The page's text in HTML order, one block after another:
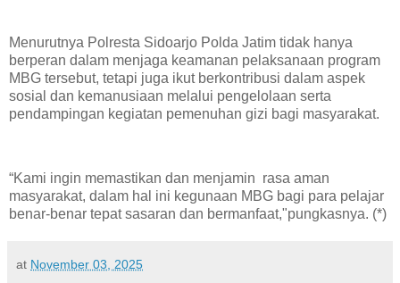
Menurutnya Polresta Sidoarjo Polda Jatim tidak hanya
berperan dalam menjaga keamanan pelaksanaan program
MBG tersebut, tetapi juga ikut berkontribusi dalam aspek
sosial dan kemanusiaan melalui pengelolaan serta
pendampingan kegiatan pemenuhan gizi bagi masyarakat.
“Kami ingin memastikan dan menjamin rasa aman
masyarakat, dalam hal ini kegunaan MBG bagi para pelajar
benar-benar tepat sasaran dan bermanfaat,"pungkasnya. (*)
at November 03, 2025